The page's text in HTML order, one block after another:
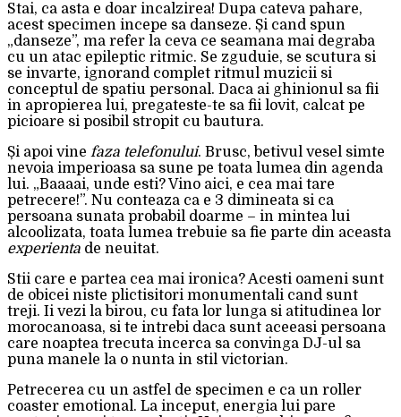
Stai, ca asta e doar incalzirea! Dupa cateva pahare,
acest specimen incepe sa danseze. Și cand spun
„danseze”, ma refer la ceva ce seamana mai degraba
cu un atac epileptic ritmic. Se zguduie, se scutura si
se invarte, ignorand complet ritmul muzicii si
conceptul de spatiu personal. Daca ai ghinionul sa fii
in apropierea lui, pregateste-te sa fii lovit, calcat pe
picioare si posibil stropit cu bautura.
Și apoi vine faza telefonului. Brusc, betivul vesel simte
nevoia imperioasa sa sune pe toata lumea din agenda
lui. „Baaaai, unde esti? Vino aici, e cea mai tare
petrecere!”. Nu conteaza ca e 3 dimineata si ca
persoana sunata probabil doarme – in mintea lui
alcoolizata, toata lumea trebuie sa fie parte din aceasta
experienta de neuitat.
Stii care e partea cea mai ironica? Acesti oameni sunt
de obicei niste plictisitori monumentali cand sunt
treji. Ii vezi la birou, cu fata lor lunga si atitudinea lor
morocanoasa, si te intrebi daca sunt aceeasi persoana
care noaptea trecuta incerca sa convinga DJ-ul sa
puna manele la o nunta in stil victorian.
Petrecerea cu un astfel de specimen e ca un roller
coaster emotional. La inceput, energia lui pare